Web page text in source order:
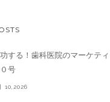
する！歯科医院のマーケテ
号
10,2026